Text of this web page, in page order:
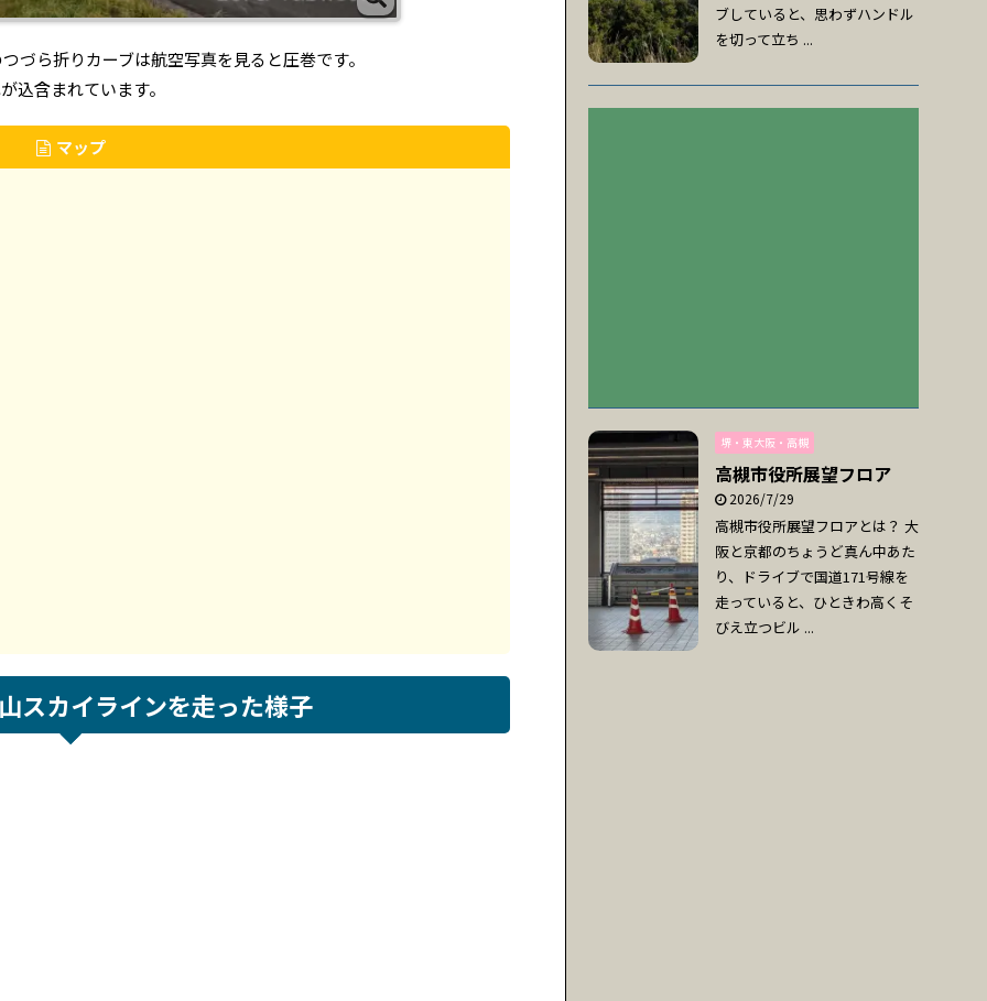
づら折りカーブは航空写真を見ると圧巻です。
込含まれています。
マップ
スカイラインを走った様子
ブしていると、思わずハンドル
を切って立ち ...
堺・東大阪・高槻
高槻市役所展望フロア
2026/7/29
高槻市役所展望フロアとは？ 大
阪と京都のちょうど真ん中あた
り、ドライブで国道171号線を
走っていると、ひときわ高くそ
びえ立つビル ...